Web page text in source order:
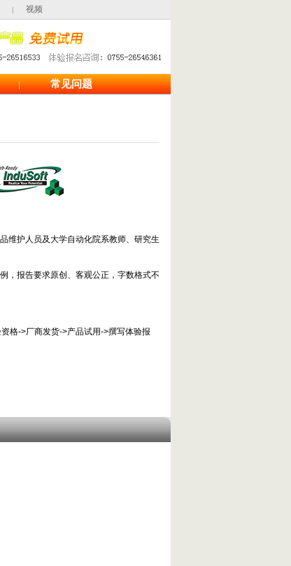
| 视频
| 常见问题
维护人员及大学自动化院系教师、研究生
，报告要求原创、客观公正，字数格式不
格->厂商发货->产品试用->撰写体验报